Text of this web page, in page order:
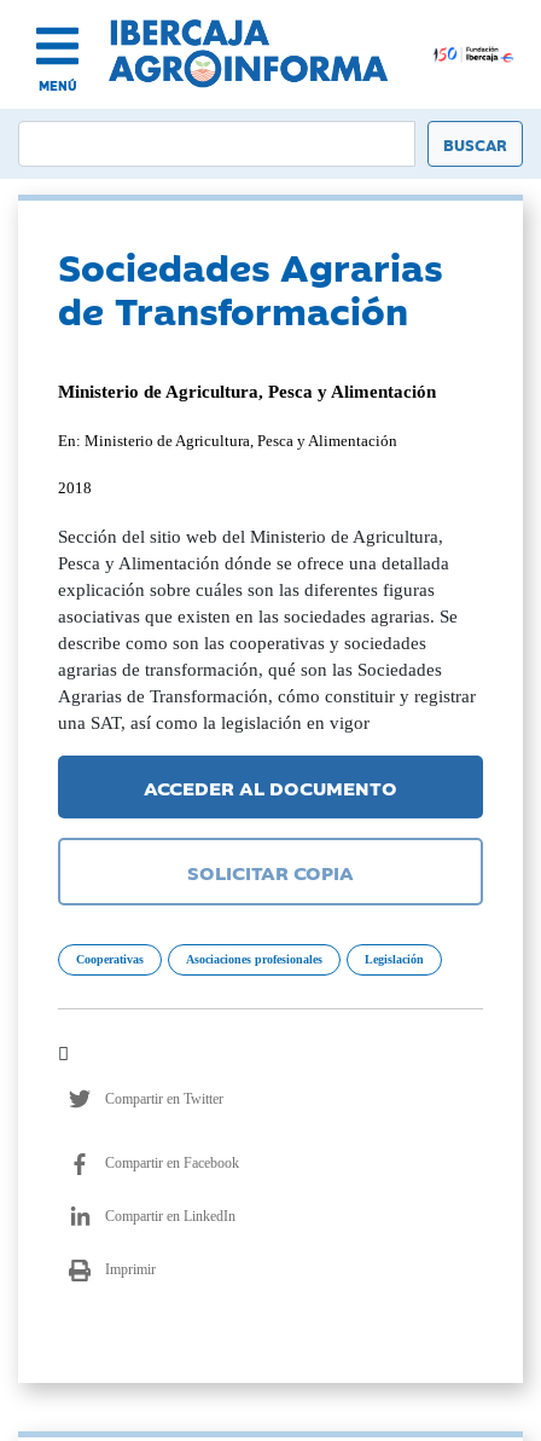
MENÚ
Sociedades Agrarias
de Transformación
Ministerio de Agricultura, Pesca y Alimentación
En: Ministerio de Agricultura, Pesca y Alimentación
2018
Sección del sitio web del Ministerio de Agricultura,
Pesca y Alimentación dónde se ofrece una detallada
explicación sobre cuáles son las diferentes figuras
asociativas que existen en las sociedades agrarias. Se
describe como son las cooperativas y sociedades
agrarias de transformación, qué son las Sociedades
Agrarias de Transformación, cómo constituir y registrar
una SAT, así como la legislación en vigor
ACCEDER AL DOCUMENTO
SOLICITAR COPIA
Cooperativas Asociaciones profesionales Legislación
Compartir en Twitter
Compartir en Facebook
Compartir en LinkedIn
Imprimir